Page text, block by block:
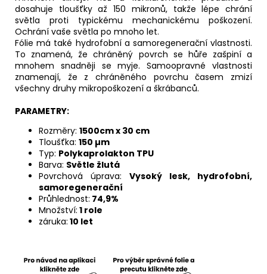
dosahuje tloušťky až 150 mikronů, takže lépe chrání
světla proti typickému mechanickému poškození.
Ochrání vaše světla po mnoho let.
Fólie má také hydrofobní a samoregenerační vlastnosti.
To znamená, že chráněný povrch se hůře zašpiní a
mnohem snadněji se myje. Samoopravné vlastnosti
znamenají, že z chráněného povrchu časem zmizí
všechny druhy mikropoškození a škrábanců.
PARAMETRY:
Rozměry: 1500cm x 30 cm
Tloušťka: 150 µm
Typ: Polykaprolakton TPU
Barva: Světle žlutá
Povrchová úprava: Vysoký lesk, hydrofobní,
samoregenerační
Průhlednost: 74,9%
Množství: 1 role
záruka: 10 let